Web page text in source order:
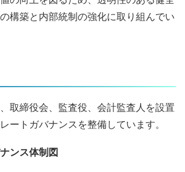
構築と内部統制の強化に取り組んでい
取締役会、監査役、会計監査人を設置
ートガバナンスを整備しています。
ンス体制図